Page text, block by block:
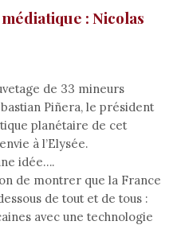
: Nicolas
de 33 mineurs
Piñera, le président
planétaire de cet
à l’Elysée.
idée….
de montrer que la France
de tout et de tous :
avec une technologie